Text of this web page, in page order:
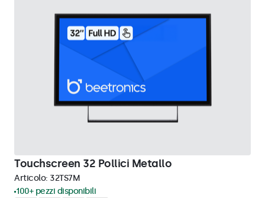
Touchscreen 32 Pollici Metallo
Articolo: 32TS7M
100+ pezzi disponibili